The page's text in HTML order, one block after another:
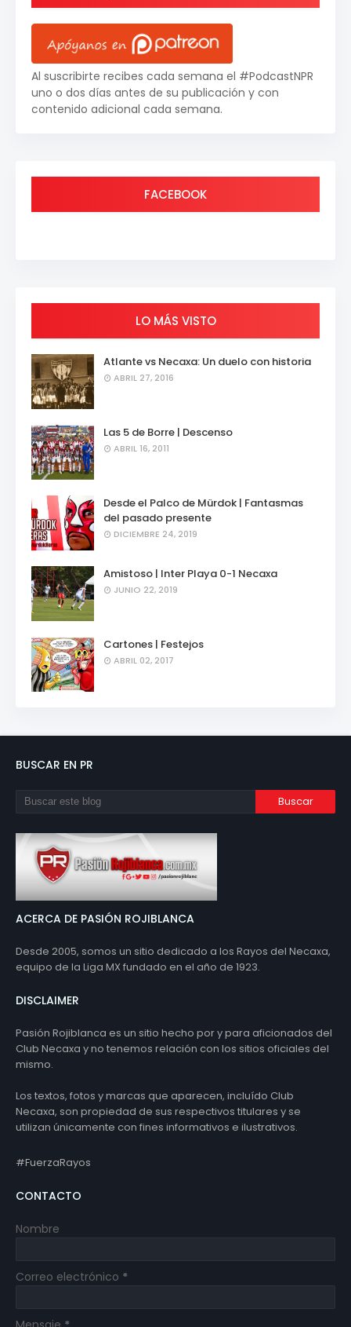
Al suscribirte recibes cada semana el #PodcastNPR
uno o dos días antes de su publicación y con
contenido adicional cada semana.
FACEBOOK
LO MÁS VISTO
Atlante vs Necaxa: Un duelo con historia
ABRIL 27, 2016
Las 5 de Borre | Descenso
ABRIL 16, 2011
Desde el Palco de Mürdok | Fantasmas
del pasado presente
DICIEMBRE 24, 2019
Amistoso | Inter Playa 0-1 Necaxa
JUNIO 22, 2019
Cartones | Festejos
ABRIL 02, 2017
BUSCAR EN PR
ACERCA DE PASIÓN ROJIBLANCA
Desde 2005, somos un sitio dedicado a los Rayos del Necaxa,
equipo de la Liga MX fundado en el año de 1923.
DISCLAIMER
Pasión Rojiblanca es un sitio hecho por y para aficionados del
Club Necaxa y no tenemos relación con los sitios oficiales del
mismo.
Los textos, fotos y marcas que aparecen, incluído Club
Necaxa, son propiedad de sus respectivos titulares y se
utilizan únicamente con fines informativos e ilustrativos.
#FuerzaRayos
CONTACTO
Nombre
Correo electrónico *